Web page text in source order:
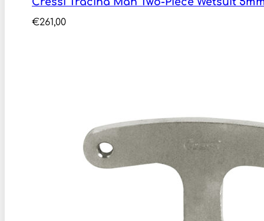
€261,00